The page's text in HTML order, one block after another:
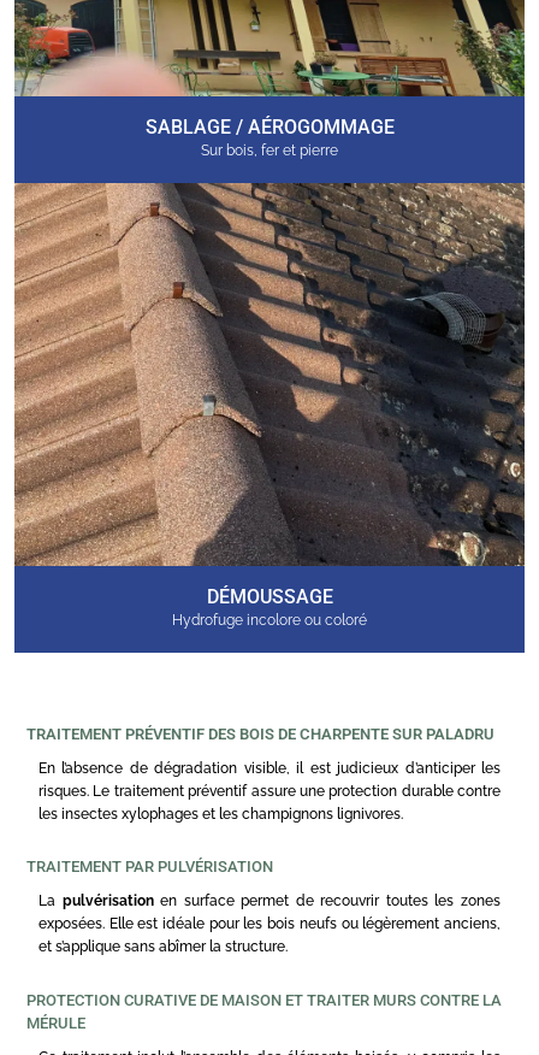
SABLAGE / AÉROGOMMAGE
Sur bois, fer et pierre
DÉMOUSSAGE
Hydrofuge incolore ou coloré
TRAITEMENT PRÉVENTIF DES BOIS DE CHARPENTE SUR PALADRU
En l’absence de dégradation visible, il est judicieux d’anticiper les
risques. Le traitement préventif assure une protection durable contre
les insectes xylophages et les champignons lignivores.
TRAITEMENT PAR PULVÉRISATION
La pulvérisationen surface permet de recouvrir toutes les zones
exposées. Elle est idéale pour les bois neufs ou légèrement anciens,
et s’applique sans abîmer la structure.
PROTECTION CURATIVE DE MAISON ET TRAITER MURS CONTRE LA
MÉRULE